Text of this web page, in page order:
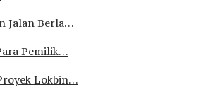
Jalan Berla…
Pemilik…
Lokbin…